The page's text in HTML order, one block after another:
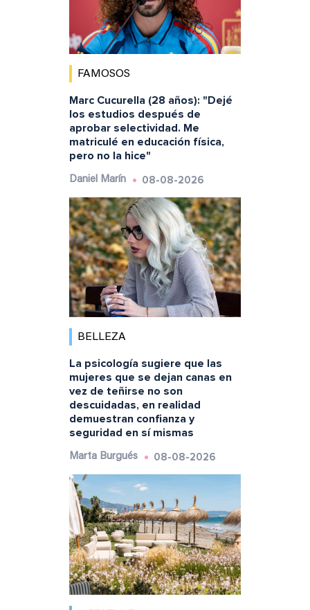
FAMOSOS
Marc Cucurella (28 años): "Dejé
los estudios después de
aprobar selectividad. Me
matriculé en educación física,
pero no la hice"
Daniel Marín 08-08-2026
BELLEZA
La psicología sugiere que las
mujeres que se dejan canas en
vez de teñirse no son
descuidadas, en realidad
demuestran confianza y
seguridad en sí mismas
Marta Burgués 08-08-2026